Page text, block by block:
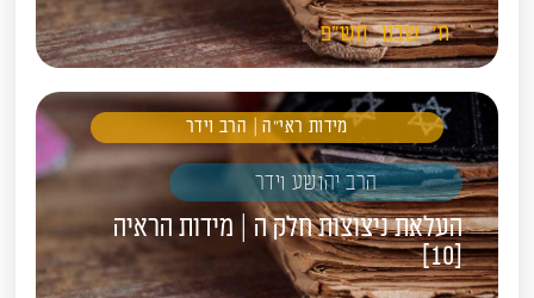
ח' שבט תש"פ
מידות ראי"ה | הרב וידר
הרב יהושע וידר
העלאת ניצוצות חלק ה | מידות הראיה
[10]